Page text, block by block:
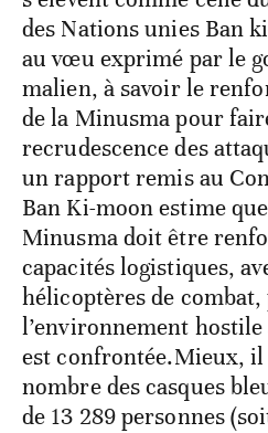
des Nations unies Ban
au vœu exprimé par le
malien, à savoir le
de la Minusma pour
recrudescence des
un rapport remis au
Ban Ki-moon estime
Minusma doit être
capacités logistiques,
hélicoptères de
l’environnement
est confrontée.Mieux,
nombre des casques
de 13 289 personnes